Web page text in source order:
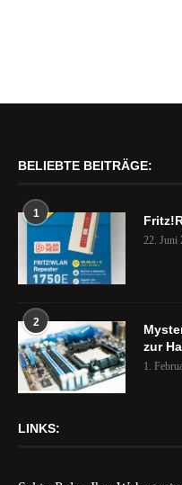
BELIEBTE BEITRÄGE:
1
22. Juni
2
zur
1.
LINKS: